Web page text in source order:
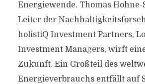
Energiewende. Thomas Hohne-
Leiter der
holistiQ Investment Partners,
Investment Managers, wirft
Zukunft. Ein Großteil des
Energieverbrauchs entfällt auf